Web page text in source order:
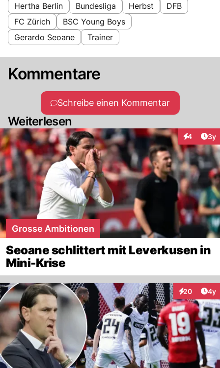
Hertha Berlin
Bundesliga Herbst
DFB
FC Zürich
BSC Young Boys
Gerardo Seoane
Trainer
Kommentare
Schreibe einen Kommentar
Weiterlesen
4 3y
Grosse Ambitionen
Seoane schlittert mit Leverkusen in
Mini-Krise
20
Interaktionen
4y